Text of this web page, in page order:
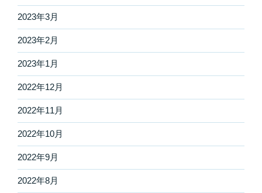
2023年3月
2023年2月
2023年1月
2022年12月
2022年11月
2022年10月
2022年9月
2022年8月